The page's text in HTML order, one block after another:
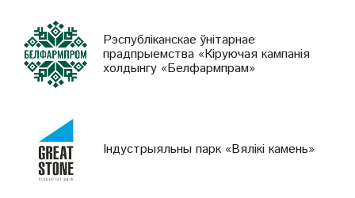
Рэспубліканскае ўнітарнае
прадпрыемства «Кіруючая кампанія
холдынгу «Белфармпрам»
Індустрыяльны парк «Вялікі камень»